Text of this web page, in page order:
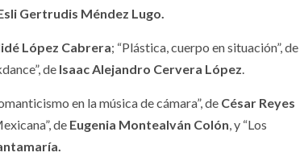
Gertrudis Méndez Lugo.
López Cabrera; “Plástica, cuerpo en situación”, de
de Isaac Alejandro Cervera López.
en la música de cámara”, de César Reyes
de Eugenia Montealván Colón, y “Los